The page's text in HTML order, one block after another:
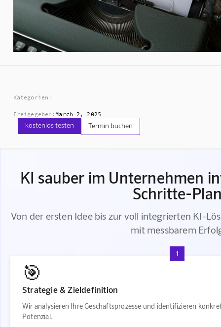
Kategorien:
Freigegeben: March 2, 2025
kostenlos testen Termin buchen
KI sauber im Unternehmen
Schritte-
Von der ersten Idee bis zur voll integrierten KI-
mit messbarem
1
🎯
Strategie & Zieldefinition
Wir analysieren Ihre Geschäftsprozesse und identifizieren
Potenzial.